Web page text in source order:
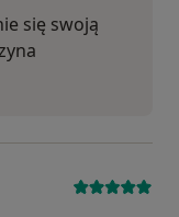
się swoją